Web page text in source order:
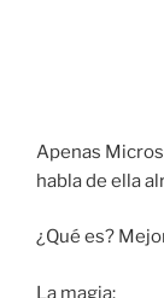
Apenas
habla de ella
¿Qué es?
La magia: